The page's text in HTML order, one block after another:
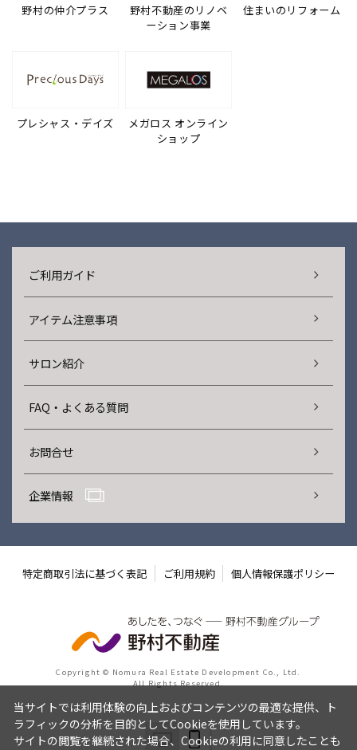
野村の仲介プラス
野村不動産のリノベ
ーション事業
住まいのリフォーム
プレシャス・デイズ
メガロス オンライン
ショップ
ご利用ガイド
アイテム注意事項
サロン紹介
FAQ・よくある質問
お問合せ
企業情報
特定商取引法に基づく表記 ご利用規約 個人情報保護ポリシー
Copyright © Nomura Real Estate Development Co., Ltd.
All Rights Reserved.
当サイトでは利用体験の向上およびコンテンツの最適な提供、ト
ラフィックの分析を目的としてCookieを使用しています。
サイトの閲覧を継続された場合、Cookieの利用に同意したことも